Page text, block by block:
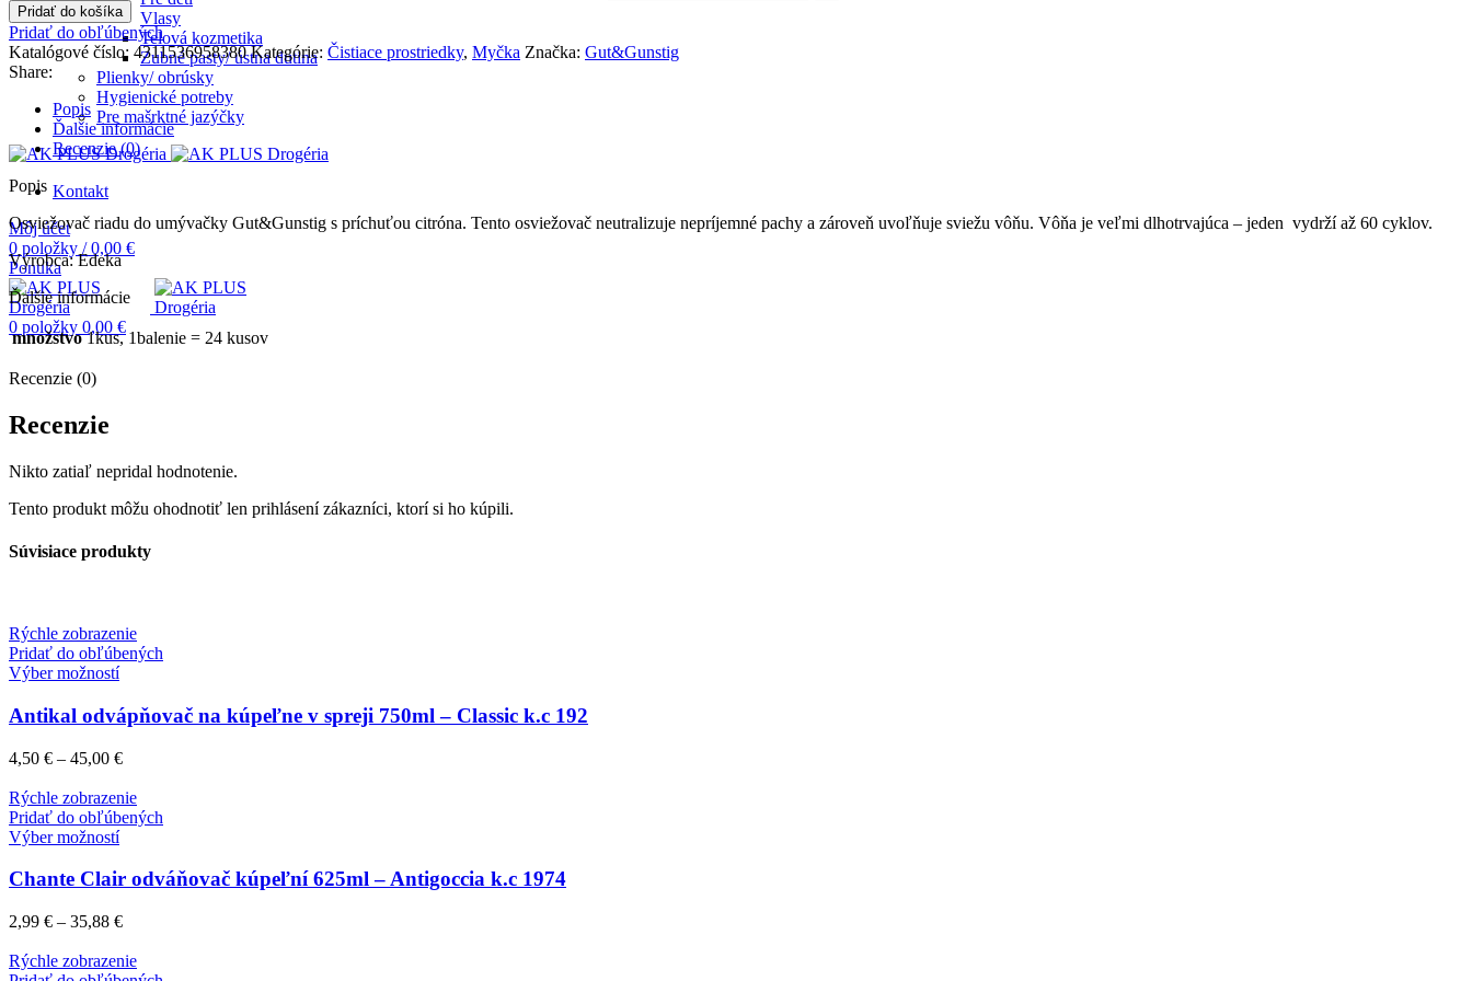
Vlasy
Telová kozmetika
Zubné pasty/ ústna dutina
Plienky/ obrúsky
Hygienické potreby
Pre mašrktné jazýčky
Kontakt
Môj účet
0 položky / 0,00 €
Ponuka
0 položky 0,00 €
Pridať do košíka
Pridať do obľúbených
Katalógové číslo: 4311536958380Kategórie: Čistiace prostriedky, Myčka Značka: Gut&Gunstig
Share:
Popis
Ďalšie informácie
Recenzie (0)
Popis
Osviežovač riadu do umývačky Gut&Gunstig s príchuťou citróna. Tento osviežovač neutralizuje nepríjemné pachy a zároveň uvoľňuje sviežu vôňu. Vôňa je veľmi dlhotrvajúca – jeden vydrží až 60 cyklov.
Výrobca: Edeka
Ďalšie informácie
množstvo 1kus, 1balenie = 24 kusov
Recenzie (0)
Recenzie
Nikto zatiaľ nepridal hodnotenie.
Tento produkt môžu ohodnotiť len prihlásení zákazníci, ktorí si ho kúpili.
Súvisiace produkty
Rýchle zobrazenie
Pridať do obľúbených
Výber možností
Antikal odvápňovač na kúpeľne v spreji 750ml – Classic k.c 192
4,50 € – 45,00 €
Rýchle zobrazenie
Pridať do obľúbených
Výber možností
Chante Clair odváňovač kúpeľní 625ml – Antigoccia k.c 1974
2,99 € – 35,88 €
Rýchle zobrazenie